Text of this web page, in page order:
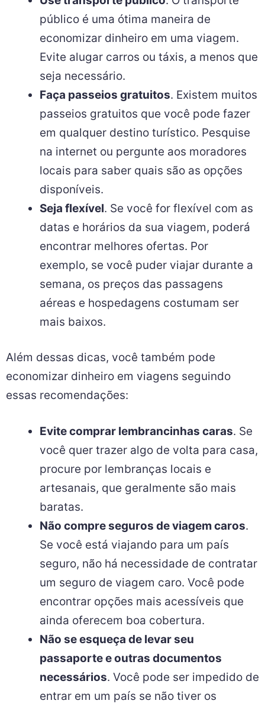
público é uma ótima maneira de
economizar dinheiro em uma viagem.
Evite alugar carros ou táxis, a menos que
seja necessário.
Faça passeios gratuitos. Existem muitos
passeios gratuitos que você pode fazer
em qualquer destino turístico. Pesquise
na internet ou pergunte aos moradores
locais para saber quais são as opções
disponíveis.
Seja flexível. Se você for flexível com as
datas e horários da sua viagem, poderá
encontrar melhores ofertas. Por
exemplo, se você puder viajar durante a
semana, os preços das passagens
aéreas e hospedagens costumam ser
mais baixos.
Além dessas dicas, você também pode
economizar dinheiro em viagens seguindo
essas recomendações:
Evite comprar lembrancinhas caras. Se
você quer trazer algo de volta para casa,
procure por lembranças locais e
artesanais, que geralmente são mais
baratas.
Não compre seguros de viagem caros.
Se você está viajando para um país
seguro, não há necessidade de contratar
um seguro de viagem caro. Você pode
encontrar opções mais acessíveis que
ainda oferecem boa cobertura.
Não se esqueça de levar seu
passaporte e outras documentos
necessários. Você pode ser impedido de
entrar em um país se não tiver os